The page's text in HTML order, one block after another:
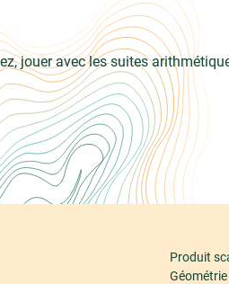
jouer avec les suites
Produit